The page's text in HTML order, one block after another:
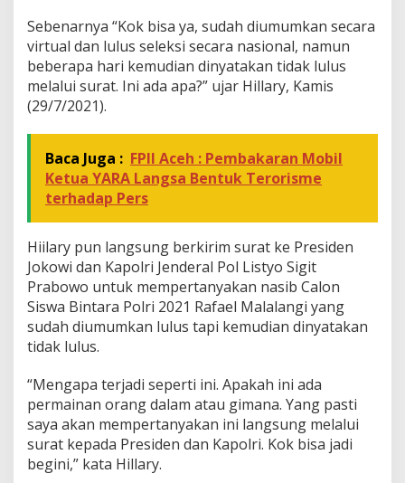
L
a
i
n
Sebenarnya “Kok bisa ya, sudah diumumkan secara
virtual dan lulus seleksi secara nasional, namun
beberapa hari kemudian dinyatakan tidak lulus
melalui surat. Ini ada apa?” ujar Hillary, Kamis
(29/7/2021).
Baca Juga : FPII Aceh : Pembakaran Mobil
Ketua YARA Langsa Bentuk Terorisme
terhadap Pers
Hiilary pun langsung berkirim surat ke Presiden
Jokowi dan Kapolri Jenderal Pol Listyo Sigit
Prabowo untuk mempertanyakan nasib Calon
Siswa Bintara Polri 2021 Rafael Malalangi yang
sudah diumumkan lulus tapi kemudian dinyatakan
tidak lulus.
“Mengapa terjadi seperti ini. Apakah ini ada
permainan orang dalam atau gimana. Yang pasti
saya akan mempertanyakan ini langsung melalui
surat kepada Presiden dan Kapolri. Kok bisa jadi
begini,” kata Hillary.